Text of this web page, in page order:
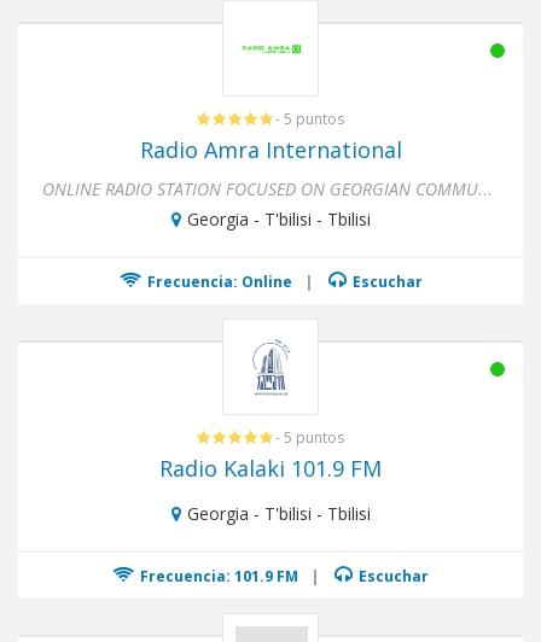
- 5 puntos
Radio Amra International
ONLINE RADIO STATION FOCUSED ON GEORGIAN COMMUNITIES OVERSEASWe are non-profit online radio station focused on georgi...
Georgia - T'bilisi - Tbilisi
Frecuencia: Online | Escuchar
- 5 puntos
Radio Kalaki 101.9 FM
Georgia - T'bilisi - Tbilisi
Frecuencia: 101.9 FM | Escuchar